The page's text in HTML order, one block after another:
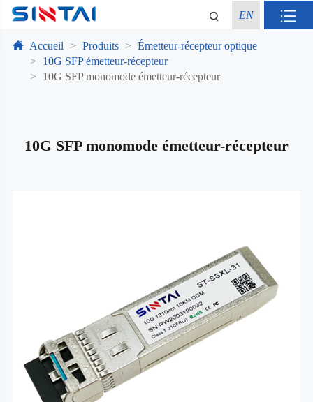
EN
Accueil Produits
Émetteur-récepteur optique
10G SFP émetteur-récepteur
10G SFP monomode émetteur-récepteur
10G SFP monomode émetteur-récepteur